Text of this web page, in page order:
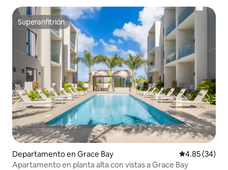
Superanfitrión
Superanfitrión
Departamento en Grace Bay Calificación
4.85 (34)
Apartamento en planta alta con vistas a Grace Bay